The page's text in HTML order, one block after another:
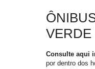
VERDE
Consulte aqui
por dentro dos